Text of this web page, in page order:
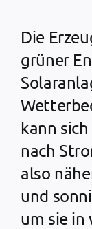
Die
grüner
kann
nach
also
und
um sie